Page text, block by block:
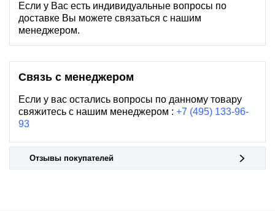
Если у Вас есть индивидуальные вопросы по
доставке Вы можете связаться с нашим
менеджером.
Связь с менеджером
Если у вас остались вопросы по данному товару
свяжитесь с нашим менеджером : +7 (495) 133-96-
93
Отзывы покупателей